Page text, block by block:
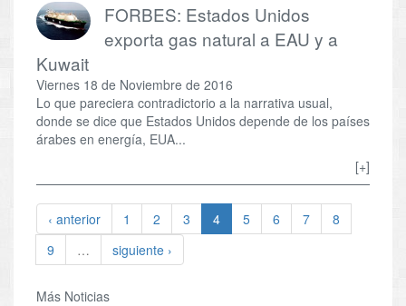
FORBES: Estados Unidos
exporta gas natural a EAU y a
Kuwait
Viernes 18 de Noviembre de 2016
Lo que pareciera contradictorio a la narrativa usual,
donde se dice que Estados Unidos depende de los países
árabes en energía, EUA...
[+]
‹ anterior 1 2 3 4 5 6 7
8
9
… siguiente ›
Más Noticias